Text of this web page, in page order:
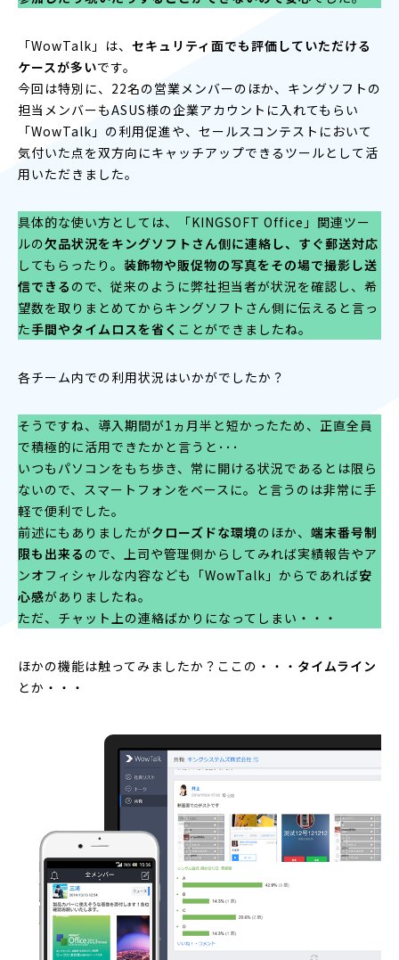
「WowTalk」は、 セキュリティ面でも評価していただける
ケースが多いです。
今回は特別に、22名の営業メンバーのほか、キングソフトの
担当メンバーもASUS様の企業アカウントに入れてもらい
「WowTalk」の利用促進や、セールスコンテストにおいて
気付いた点を双方向にキャッチアップできるツールとして活
用いただきました。
具体的な使い方としては、「KINGSOFT Office」関連ツー
ルの欠品状況をキングソフトさん側に連絡し、すぐ郵送対応
してもらったり。 装飾物や販促物の写真をその場で撮影し送
信できる ので、従来のように弊社担当者が状況を確認し、希
望数を取りまとめてからキングソフトさん側に伝えると言っ
た手間やタイムロスを省く ことができましたね。
各チーム内での利用状況はいかがでしたか？
そうですね、導入期間が1ヵ月半と短かったため、正直全員
で積極的に活用できたかと言うと･･･
いつもパソコンをもち歩き、常に開ける状況であるとは限ら
ないので、スマートフォンをベースに。と言うのは非常に手
軽で便利でした。
前述にもありましたがクローズドな環境のほか、 端末番号制
限も出来る ので、上司や管理側からしてみれば実績報告やア
ンオフィシャルな内容なども「WowTalk」からであれば安
心感がありましたね。
ただ、チャット上の連絡ばかりになってしまい・・・
ほかの機能は触ってみましたか？ここの・・・ タイムライン
とか・・・